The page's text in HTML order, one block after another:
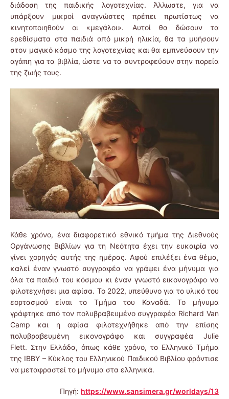
διάδοση της παιδικής λογοτεχνίας. Άλλωστε, για να
υπάρξουν μικροί αναγνώστες πρέπει πρωτίστως να
κινητοποιηθούν οι «μεγάλοι». Αυτοί θα δώσουν τα
ερεθίσματα στα παιδιά από μικρή ηλικία, θα τα μυήσουν
στον μαγικό κόσμο της λογοτεχνίας και θα εμπνεύσουν την
αγάπη για τα βιβλία, ώστε να τα συντροφεύουν στην πορεία
της ζωής τους.
Κάθε χρόνο, ένα διαφορετικό εθνικό τμήμα της Διεθνούς
Οργάνωσης Βιβλίων για τη Νεότητα έχει την ευκαιρία να
γίνει χορηγός αυτής της ημέρας. Αφού επιλέξει ένα θέμα,
καλεί έναν γνωστό συγγραφέα να γράψει ένα μήνυμα για
όλα τα παιδιά του κόσμου κι έναν γνωστό εικονογράφο να
φιλοτεχνήσει μια αφίσα. Το 2022, υπεύθυνο για το υλικό του
εορτασμού είναι το Τμήμα του Καναδά. Το μήνυμα
γράφτηκε από τον πολυβραβευμένο συγγραφέα Richard Van
Camp και η αφίσα φιλοτεχνήθηκε από την επίσης
πολυβραβευμένη εικονογράφο και συγγραφέα Julie
Flett. Στην Ελλάδα, όπως κάθε χρόνο, το Ελληνικό Τμήμα
της ΙΒΒΥ – Κύκλος του Ελληνικού Παιδικού Βιβλίου φρόντισε
να μεταφραστεί το μήνυμα στα ελληνικά.
Πηγή: https://www.sansimera.gr/worldays/13